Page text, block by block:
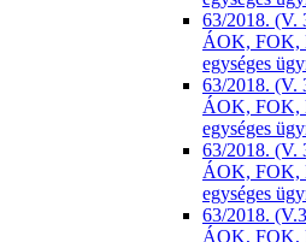
63/2018. (V.
ÁOK, FOK,
egységes
63/2018. (V.
ÁOK, FOK,
egységes
63/2018. (V.
ÁOK, FOK,
egységes
63/2018.
ÁOK, FOK,